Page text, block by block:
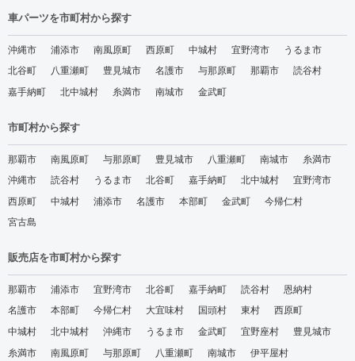
車パーツを市町村から探す
沖縄市 浦添市 南風原町 西原町 中城村 宜野湾市
うるま市
北谷町
八重瀬町 豊見城市 名護市 与那原町 那覇市
読谷村
嘉手納町
北中城村 糸満市 南城市 金武町
市町村から探す
那覇市 南風原町 与那原町 豊見城市 八重瀬町 南城市
糸満市
沖縄市
読谷村 うるま市 北谷町 嘉手納町 北中城村
宜野湾市
西原町
中城村 浦添市 名護市 本部町 金武町
今帰仁村
宮古島
販売店を市町村から探す
那覇市 浦添市 宜野湾市 北谷町 嘉手納町 読谷村
恩納村
名護市
本部町 今帰仁村 大宜味村 国頭村 東村
西原町
中城村
北中城村 沖縄市 うるま市 金武町 宜野座村
豊見城市
糸満市
南風原町 与那原町 八重瀬町 南城市
伊平屋村